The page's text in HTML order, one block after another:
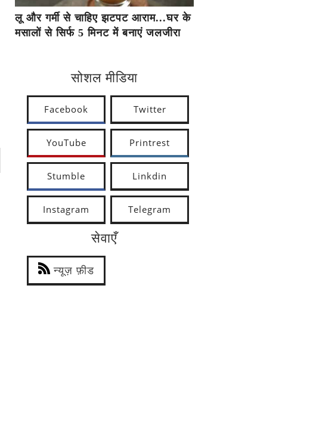
लू और गर्मी से चाहिए झटपट आराम...घर के
मसालों से सिर्फ 5 मिनट में बनाएं जलजीरा
सोशल मीडिया
Facebook Twitter
YouTube Printrest
Stumble Linkdin
Instagram Telegram
सेवाएँ
न्यूज़ फ़ीड